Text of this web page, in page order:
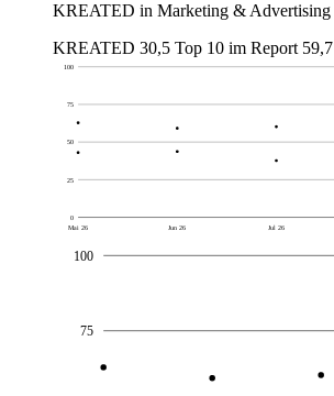
KREATED in Marketing & Advertising
KREATED 30,5 Top 10 im Report 59,7
0
25
50
75
100
Mai 26 Jun 26 Jul 26
75
100